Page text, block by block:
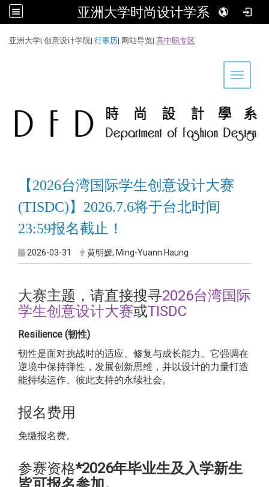
亚洲大学时尚设计学系
亚洲大学| 创意设计学院| 行事历| 网站导览| 高中职专区
Toggle
【2026台湾国际学生创意设计大赛
(TISDC)】 2026.7.6将于台北时间
23:59报名截止！
2026-03-31 黄明媛, Ming-Yuann Haung
大赛主题，请直接搜寻2026台湾国际
学生创意设计大赛或TISDC
Resilience (韧性)
韧性是面对挑战时的适应、修复与成长能力。它强调在
逆境中保持弹性，发展创新思维，并以设计的力量打造
能持续运作、彼此支持的永续社会。
报名费用
免缴报名费。
参赛资格*2026年毕业生及入学新生